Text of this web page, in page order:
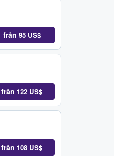
från 95 US$
från 122 US$
från 108 US$